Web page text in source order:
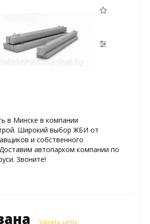
в Минске в компании
Широкий выбор ЖБИ от
и собственного
автопарком компании по
Звоните!
Узнать цену